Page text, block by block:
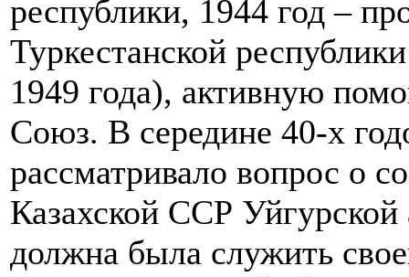
республики, 1944 год –
Туркестанской
1949 года), активную
Союз. В середине 40-х
рассматривало вопрос о
Казахской ССР Уйгурской
должна была служить